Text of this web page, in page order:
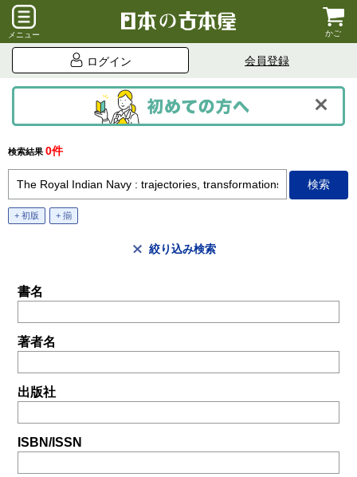
メニュー かご
ログイン 会員登録
検索結果 0件
+ 初版 + 揃
絞り込み検索
書名
著者名
出版社
ISBN/ISSN